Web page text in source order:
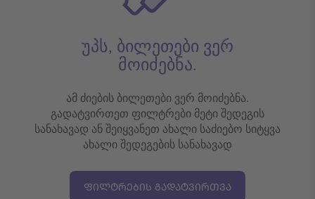
უპს, ბილეთები ვერ
მოიძებნა.
ამ ძიების ბილეთები ვერ მოიძებნა.
გადატვირთეთ ფილტრები მეტი შედეგის
სანახავად ან შეიყვანეთ ახალი საძიებო სიტყვა
ახალი შედეგების სანახავად
ᲤᲘᲚᲢᲠᲔᲑᲘᲡ ᲒᲐᲓᲐᲢᲕᲘᲠᲗᲕᲐ